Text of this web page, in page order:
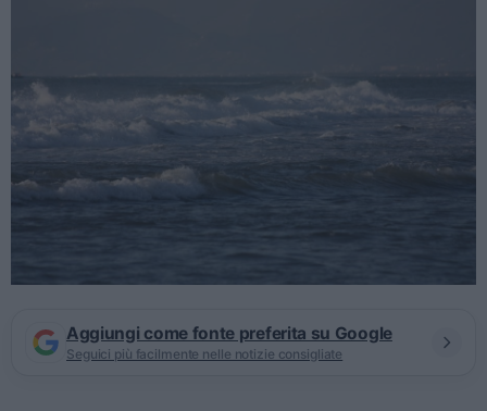
Aggiungi come fonte preferita su Google
Seguici più facilmente nelle notizie consigliate